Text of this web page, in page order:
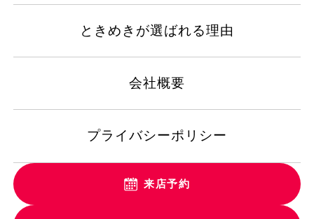
ときめきが選ばれる理由
会社概要
プライバシーポリシー
来店予約